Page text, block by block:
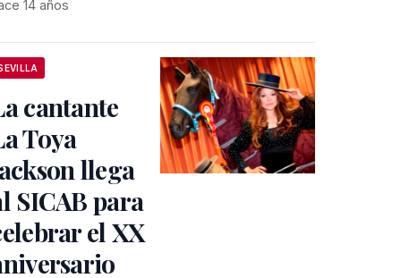
14 años
cantante
Toya
llega
SICAB para
el XX